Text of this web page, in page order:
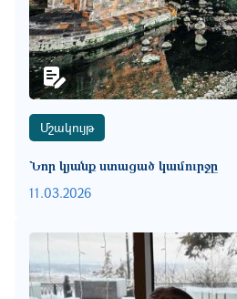
Մշակույթ
Նոր կյանք ստացած կամուրջը
11.03.2026